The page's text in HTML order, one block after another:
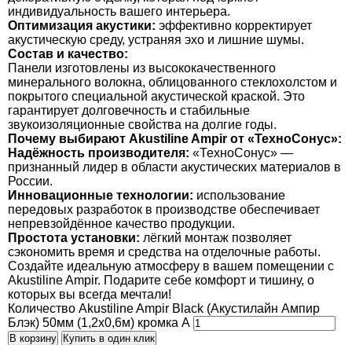
индивидуальность вашего интерьера.
Оптимизация акустики: эффективно корректирует
акустическую среду, устраняя эхо и лишние шумы.
Состав и качество:
Панели изготовлены из высококачественного
минерального волокна, облицованного стеклохолстом и
покрытого специальной акустической краской. Это
гарантирует долговечность и стабильные
звукоизоляционные свойства на долгие годы.
Почему выбирают Akustiline Ampir от «ТехноСонус»:
Надёжность производителя: «ТехноСонус» —
признанный лидер в области акустических материалов в
России.
Инновационные технологии: использование
передовых разработок в производстве обеспечивает
непревзойдённое качество продукции.
Простота установки: лёгкий монтаж позволяет
сэкономить время и средства на отделочные работы.
Создайте идеальную атмосферу в вашем помещении с
Akustiline Ampir. Подарите себе комфорт и тишину, о
которых вы всегда мечтали!
Количество Akustiline Ampir Black (Акустилайн Ампир
Блэк) 50мм (1,2x0,6м) кромка А
В корзину Купить в один клик